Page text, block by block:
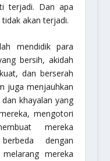
terjadi. Dan apa
akan terjadi.
mendidik para
bersih, akidah
dan berserah
juga menjauhkan
khayalan yang
mengotori
mereka
dengan
mereka